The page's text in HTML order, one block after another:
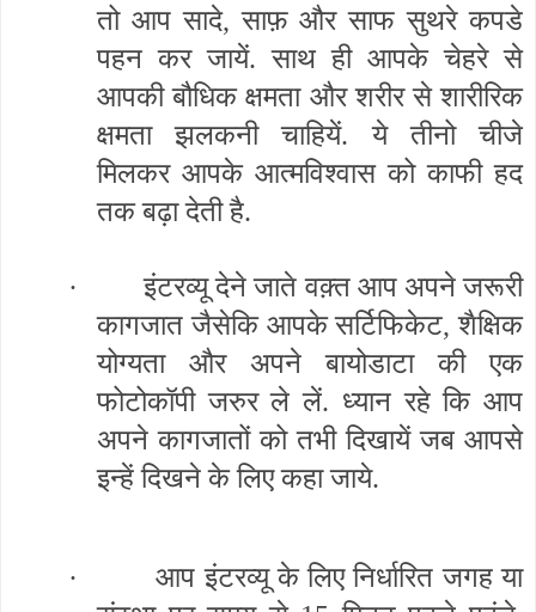
तो आप सादे, साफ़ और साफ सुथरे कपडे
पहन कर जायें. साथ ही आपके चेहरे से
आपकी बौधिक क्षमता और शरीर से शारीरिक
क्षमता झलकनी चाहियें. ये तीनो चीजे
मिलकर आपके आत्मविश्वास को काफी हद
तक बढ़ा देती है.
·
इंटरव्यू देने जाते वक़्त आप अपने जरूरी
कागजात जैसेकि आपके सर्टिफिकेट, शैक्षिक
योग्यता और अपने बायोडाटा की एक
फोटोकॉपी जरुर ले लें. ध्यान रहे कि आप
अपने कागजातों को तभी दिखायें जब आपसे
इन्हें दिखने के लिए कहा जाये.
·
आप इंटरव्यू के लिए निर्धारित जगह या